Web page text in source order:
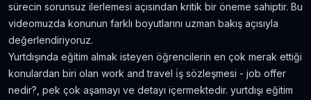
Avustralya’da Çekilmiş 7 Efsane Film
6.403gör.neredeyse 11 yıl önce
Film ve Dizi İzleyerek İngilizce Öğrenmek
İsteyenlere Tavsiyeler
sürecin sorunsuz ilerlemesi açısından kritik bir öneme sahiptir. Bu
videomuzda konunun farklı boyutlarını uzman bakış açısıyla
değerlendiriyoruz.
Yurtdışında eğitim almak isteyen öğrencilerin en çok merak ettiği
konulardan biri olan work and travel i̇ş sözleşmesi - job offer
nedir?, pek çok aşamayı ve detayı içermektedir. yurtdışı eğitim